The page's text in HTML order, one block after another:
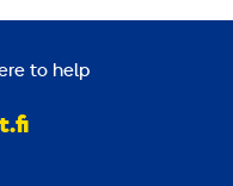
to help